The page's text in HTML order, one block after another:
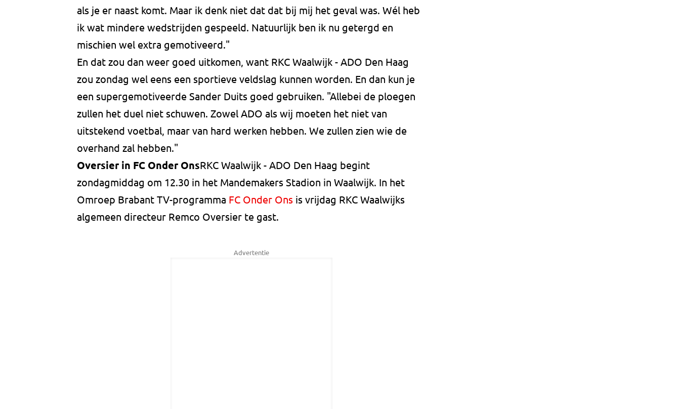
als je er naast komt. Maar ik denk niet dat dat bij mij het geval was. Wél heb
ik wat mindere wedstrijden gespeeld. Natuurlijk ben ik nu getergd en
mischien wel extra gemotiveerd."
En dat zou dan weer goed uitkomen, want RKC Waalwijk - ADO Den Haag
zou zondag wel eens een sportieve veldslag kunnen worden. En dan kun je
een supergemotiveerde Sander Duits goed gebruiken. "Allebei de ploegen
zullen het duel niet schuwen. Zowel ADO als wij moeten het niet van
uitstekend voetbal, maar van hard werken hebben. We zullen zien wie de
overhand zal hebben."
Oversier in FC Onder OnsRKC Waalwijk - ADO Den Haag begint
zondagmiddag om 12.30 in het Mandemakers Stadion in Waalwijk. In het
Omroep Brabant TV-programma FC Onder Ons is vrijdag RKC Waalwijks
algemeen directeur Remco Oversier te gast.
Advertentie